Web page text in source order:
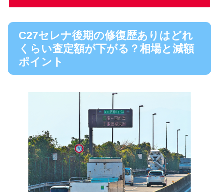
C27セレナ後期の修復歴ありはどれ
くらい査定額が下がる？相場と減額
ポイント